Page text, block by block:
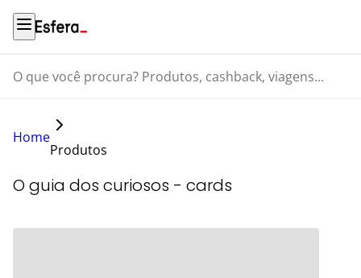
O que você procura? Produtos, cashback, viagens...
Home
Produtos
O guia dos curiosos - cards